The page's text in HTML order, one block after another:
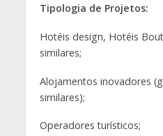
Tipologia de Projetos:
Hotéis design, Hotéis
similares;
Alojamentos inovadores
similares);
Operadores turísticos;